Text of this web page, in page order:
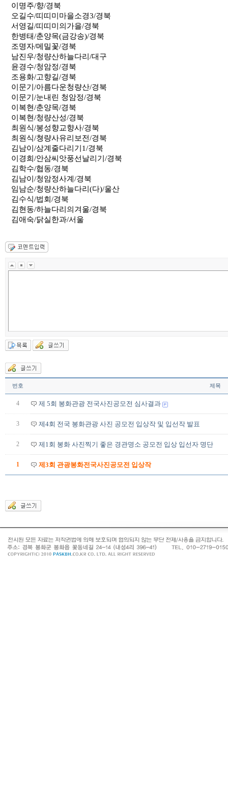
이명주/향/경북
오길수/띠띠미마을소경3/경북
서영길/띠띠미의가을/경북
한병태/춘양목(금강송)/경북
조명자/메밀꽃/경북
남진우/청량산하늘다리/대구
윤경수/청암정/경북
조용화/고향길/경북
이문기/아름다운청량산/경북
이문기/눈내린 청암정/경북
이복현/춘양목/경북
이복현/청량산성/경북
최원식/봉성향교향사/경북
최원식/쳥량사유리보전/경북
김남이/삼계줄다리기1/경북
이경희/안삼씨앗풍선날리기/경북
김학수/협동/경북
김남이/청암정사계/경북
임남순/청량산하늘다리(다)/울산
김수식/법회/경북
김현동/하늘다리의겨울/경북
김애숙/닭실한과/서울
번호 제목
4 제 5회 봉화관광 전국사진공모전 심사결과
3 제4회 전국 봉화관광 사진 공모전 입상작 및 입선작 발표
2 제1회 봉화 사진찍기 좋은 경관명소 공모전 입상 입선자 명단
1 제3회 관광봉화전국사진공모전 입상작